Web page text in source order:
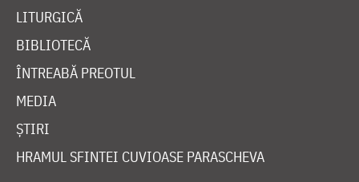
LITURGICĂ
BIBLIOTECĂ
ÎNTREABĂ PREOTUL
MEDIA
ȘTIRI
HRAMUL SFINTEI CUVIOASE PARASCHEVA